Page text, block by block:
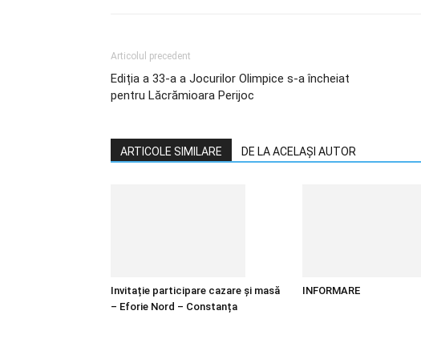
Articolul precedent
Ediția a 33-a a Jocurilor Olimpice s-a încheiat
pentru Lăcrămioara Perijoc
ARTICOLE SIMILARE DE LA ACELAȘI AUTOR
Invitație participare cazare și masă
– Eforie Nord – Constanța
INFORMARE